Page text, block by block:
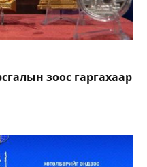
зоос гаргахаар